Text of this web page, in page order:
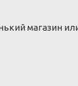
магазин